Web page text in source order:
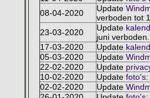
08-04-2020
Update
verboden tot
23-03-2020
Update
juni verboden.
17-03-2020
Update
05-03-2020
Update
22-02-2020
Update
10-02-2020
Update foto's:
02-02-2020
Update